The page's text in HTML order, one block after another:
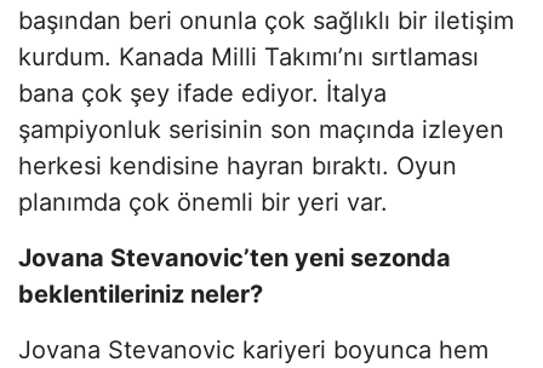
başından beri onunla çok sağlıklı bir iletişim
kurdum. Kanada Milli Takımı’nı sırtlaması
bana çok şey ifade ediyor. İtalya
şampiyonluk serisinin son maçında izleyen
herkesi kendisine hayran bıraktı. Oyun
planımda çok önemli bir yeri var.
Jovana Stevanovic’ten yeni sezonda
beklentileriniz neler?
Jovana Stevanovic kariyeri boyunca hem